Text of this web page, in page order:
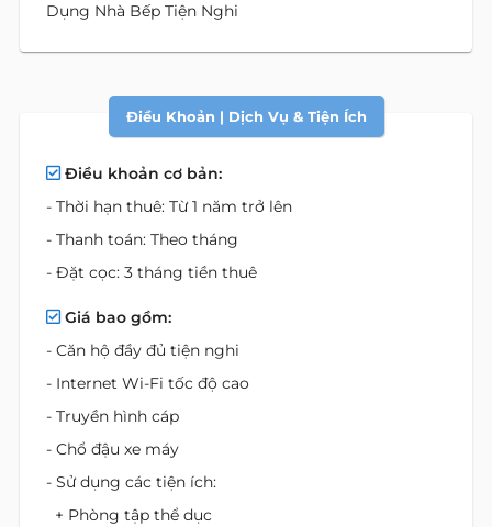
Dụng Nhà Bếp Tiện Nghi
Điều Khoản | Dịch Vụ & Tiện Ích
Điều khoản cơ bản:
- Thời hạn thuê: Từ 1 năm trở lên
- Thanh toán: Theo tháng
- Đặt cọc: 3 tháng tiền thuê
Giá bao gồm:
- Căn hộ đầy đủ tiện nghi
- Internet Wi-Fi tốc độ cao
- Truyền hình cáp
- Chổ đậu xe máy
- Sử dụng các tiện ích:
+ Phòng tập thể dục